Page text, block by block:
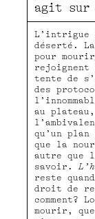
agit sur
L’intrigue
déserté.
pour
rejoignent
tente de
des
au
qu’un
que la
autre que
savoir.
reste
droit de
comment?
mourir,